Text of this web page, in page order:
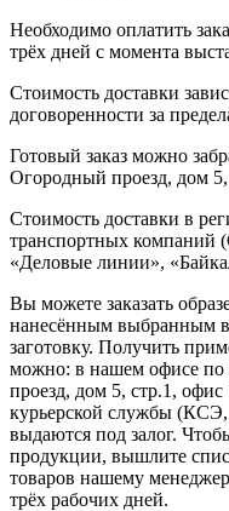
Необходимо оплатить
трёх дней с момента
Стоимость доставки
договоренности за
Готовый заказ можно
Огородный проезд, дом
Стоимость доставки в
транспортных
«Деловые линии»,
Вы можете заказать
нанесённым выбранным
заготовку. Получить
можно: в нашем офисе по
проезд, дом 5, стр.1,
курьерской службы
выдаются под залог.
продукции, вышлите
товаров нашему
трёх рабочих дней.